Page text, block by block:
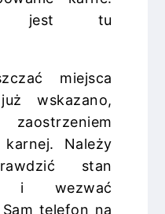
jest tu
miejsca
wskazano,
karnej. Należy
stan
i wezwać
telefon na